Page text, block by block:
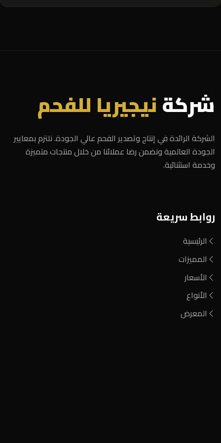
شركةنيجيريا للفحم
الشركة الرائدة في إنتاج وتصدير الفحم عالي الجودة. نلتزم بمعايير
الجودة العالمية ونضمن رضا عملائنا من خلال منتجات متميزة
وخدمة استثنائية.
روابط سريعة
الرئيسية
المميزات
الأسعار
الأنواع
المعرض